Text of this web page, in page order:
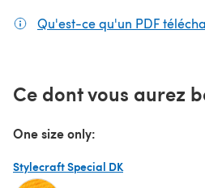
Qu'est-ce qu'un PDF
Ce dont vous aurez
One size only:
Stylecraft Special DK